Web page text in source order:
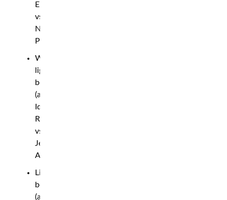
Elias
vs
Nauzet
Perdomo
Women’s
lightweight
bout
(amateur):
Ida
Rääf
vs.
Jennifer
Ankerud
Lightweight
bout
(amateur):